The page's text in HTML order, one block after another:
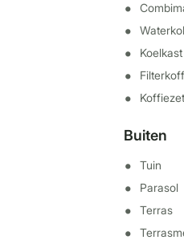
Buiten
Tuin
Parasol
Terras